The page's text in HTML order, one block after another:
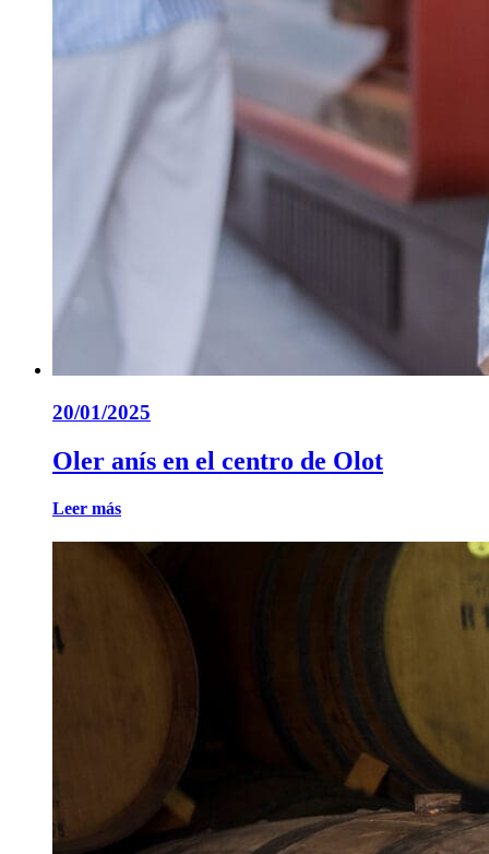
20/01/2025
Oler anís en el centro de Olot
Leer más